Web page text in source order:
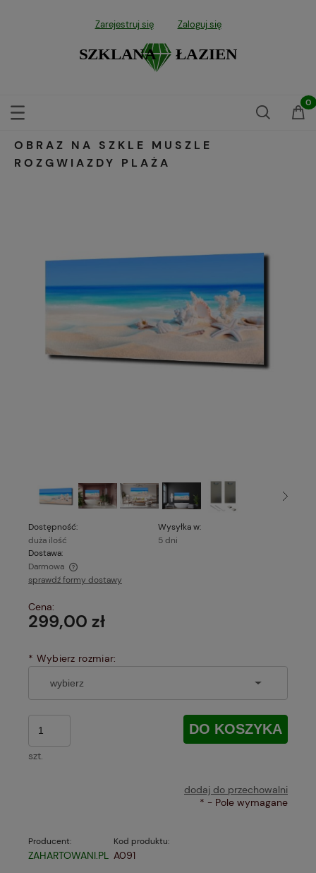
Zarejestruj się Zaloguj się
OBRAZ NA SZKLE MUSZLE
ROZGWIAZDY PLAŻA
Dostępność:
duża ilość
Wysyłka w:
5 dni
Dostawa:
Darmowa
Cena nie zawiera ewentualnych kosztów płatności
sprawdź formy dostawy
Cena:
299,00 zł
* Wybierz rozmiar:
szt.
DO KOSZYKA
dodaj do przechowalni
* - Pole wymagane
Producent:
ZAHARTOWANI.PL
Kod produktu:
A091